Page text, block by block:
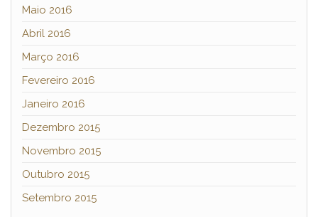
Maio 2016
Abril 2016
Março 2016
Fevereiro 2016
Janeiro 2016
Dezembro 2015
Novembro 2015
Outubro 2015
Setembro 2015